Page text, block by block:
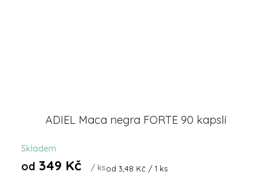
ADIEL Maca negra FORTE 90 kapslí
Skladem
od 349 Kč / ksMěrná
od 3,48 Kč / 1 ks